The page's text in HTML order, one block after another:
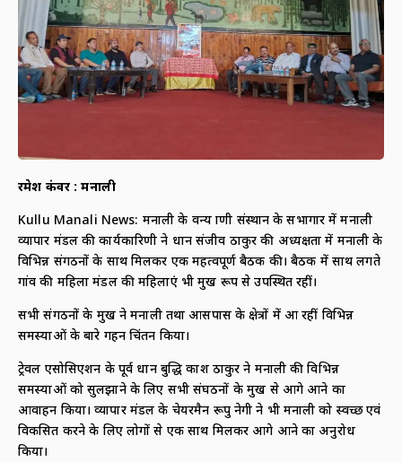
रमेश कंवर : मनाली
Kullu Manali News: मनाली के वन्य प्राणी संस्थान के सभागार में मनाली
व्यापार मंडल की कार्यकारिणी ने प्रधान संजीव ठाकुर की अध्यक्षता में मनाली के
विभिन्न संगठनों के साथ मिलकर एक महत्वपूर्ण बैठक की। बैठक में साथ लगते
गांव की महिला मंडल की महिलाएं भी प्रमुख रूप से उपस्थित रहीं।
सभी संगठनों के प्रमुख ने मनाली तथा आसपास के क्षेत्रों में आ रहीं विभिन्न
समस्याओं के बारे गहन चिंतन किया।
ट्रेवल एसोसिएशन के पूर्व प्रधान बुद्धि प्रकाश ठाकुर ने मनाली की विभिन्न
समस्याओं को सुलझाने के लिए सभी संघठनों के प्रमुख से आगे आने का
आवाहन किया। व्यापार मंडल के चेयरमैन रूपु नेगी ने भी मनाली को स्वच्छ एवं
विकसित करने के लिए लोगों से एक साथ मिलकर आगे आने का अनुरोध
किया।